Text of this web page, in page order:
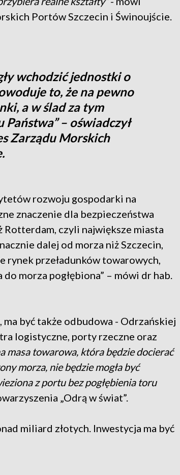
Portów Szczecin i Świnoujście.
wchodzić jednostki o
to, że na pewno
a w ślad za tym
– oświadczył
Zarządu Morskich
rozwoju gospodarki na
znaczenie dla bezpieczeństwa
Rotterdam, czyli największe miasta
dalej od morza niż Szczecin,
rynek przeładunków towarowych,
morza pogłębiona” – mówi dr hab.
być także odbudowa - Odrzańskiej
logistyczne, porty rzeczne oraz
masa towarowa, która będzie docierać
morza, nie będzie mogła być
z portu bez pogłębienia toru
„Odrą w świat”.
miliard złotych. Inwestycja ma być